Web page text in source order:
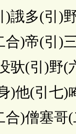
)誐多(引)
合)帝(引)
驮(引)野(
)他(引七)
合)僧塞哥